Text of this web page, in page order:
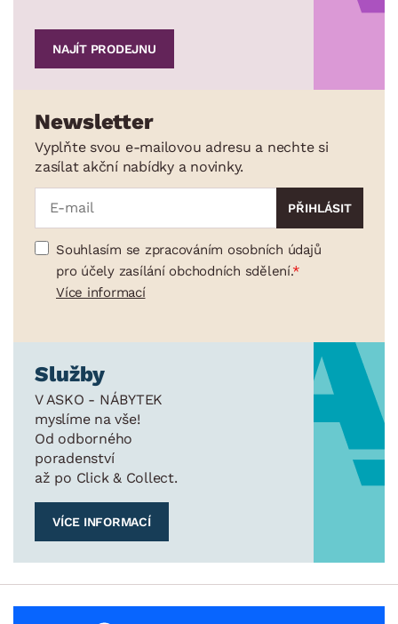
NAJÍT PRODEJNU
Newsletter
Vyplňte svou e-mailovou adresu a nechte si
zasílat akční nabídky a novinky.
Souhlasím se zpracováním osobních údajů
pro účely zasílání obchodních sdělení.
Více informací
Služby
V ASKO - NÁBYTEK
myslíme na vše!
Od odborného
poradenství
až po Click & Collect.
VÍCE INFORMACÍ